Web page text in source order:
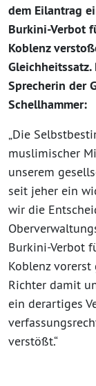
dem Eilantrag
Burkini-Verbot
Koblenz
Sprecherin der
Schellhammer:
„Die
muslimischer
unserem
seit jeher ein
wir die
Burkini-Verbot
Koblenz
Richter damit
ein derartiges
verstößt.“